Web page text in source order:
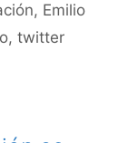
, Emilio
, twitter